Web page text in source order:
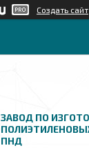
Создать сайт
ЗАВОД ПО
ПНД